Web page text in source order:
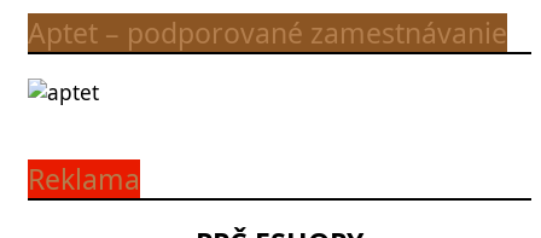
Aptet – podporované zamestnávanie
Reklama